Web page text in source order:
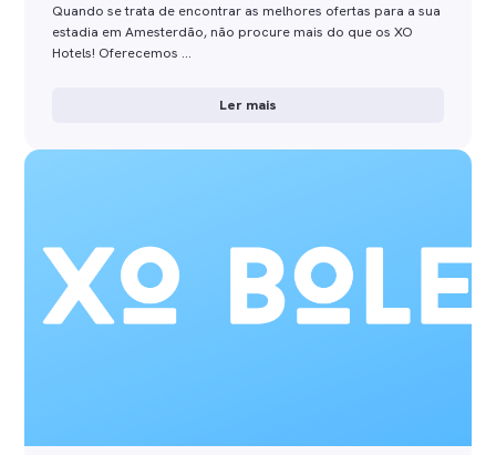
Quando se trata de encontrar as melhores ofertas para a sua
estadia em Amesterdão, não procure mais do que os XO
Hotels! Oferecemos …
Ler mais